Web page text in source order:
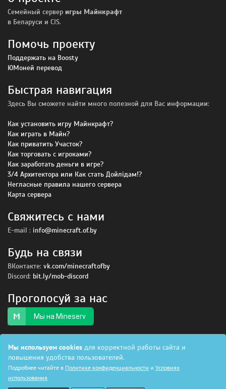
Семейный сервер игры Майнкрафт
в Беларуси и CIS.
Помочь проекту
Поддержать на Boosty
ЮМоней перевод
Быстрая навигация
Здесь Вы сможете найти много полезной для Вас информации:
Как установить игру Майнкрафт?
Как играть в Майн?
Как приватить Участок?
Как торговать с игроками?
Как заработать деньги в игре?
3/4 Архитектора или Как стать Дойлiдам!?
Негласные правила нашего сервера
Карта сервера
Свяжитесь с нами
E-mail : info@minecraft.of.by
Будь на связи
ВКонтакте: vk.com/minecraftofby
Discord: bit.ly/mob-discord
Проголосуй за нас
Мы на Mineserv
Мы используем cookies для корректной работы сайта и
повышения удобства пользователей.
Подробнее читайте в Политике конфиденциальности и Условиях
использования
© 2015 — 2026, Все права защищены. Условия использования
Политика безопасности